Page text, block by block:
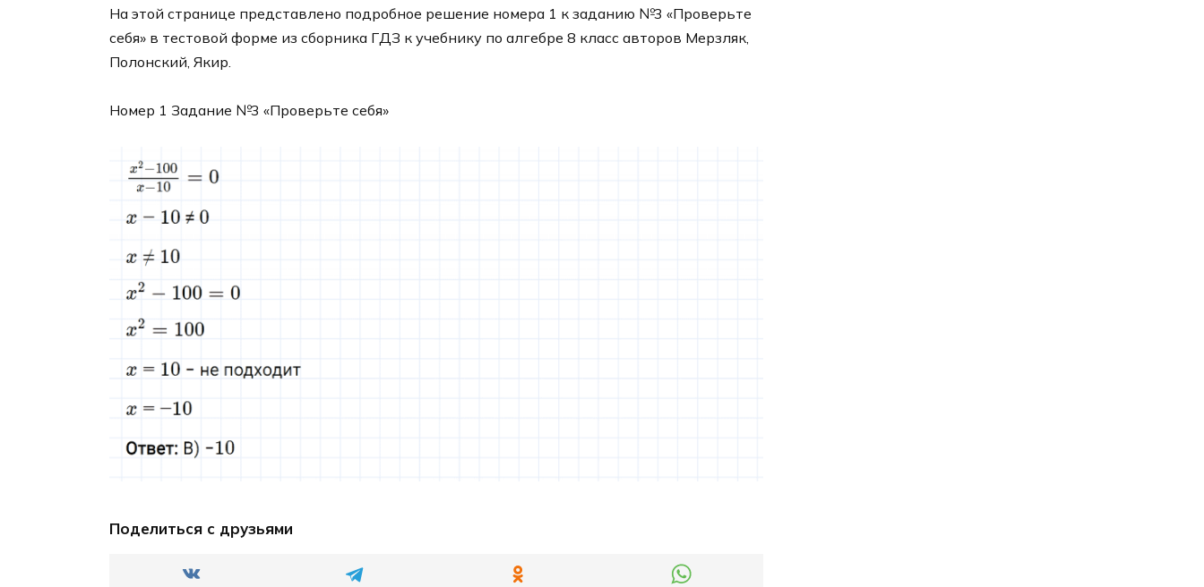
На этой странице представлено подробное решение номера 1 к заданию №3 «Проверьте
себя» в тестовой форме из сборника ГДЗ к учебнику по алгебре 8 класс авторов Мерзляк,
Полонский, Якир.
Номер 1 Задание №3 «Проверьте себя»
Поделиться с друзьями